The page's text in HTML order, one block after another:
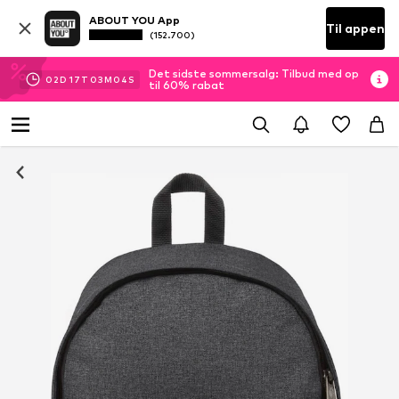
ABOUT YOU App
(152.700) Til appen
02D 17 T 03M 04 S
Det sidste sommersalg: Tilbud med op
til 60% rabat